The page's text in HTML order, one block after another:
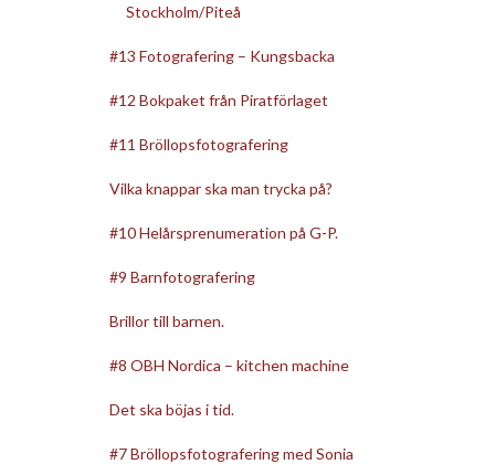
Stockholm/Piteå
#13 Fotografering – Kungsbacka
#12 Bokpaket från Piratförlaget
#11 Bröllopsfotografering
Vilka knappar ska man trycka på?
#10 Helårsprenumeration på G-P.
#9 Barnfotografering
Brillor till barnen.
#8 OBH Nordica – kitchen machine
Det ska böjas i tid.
#7 Bröllopsfotografering med Sonia